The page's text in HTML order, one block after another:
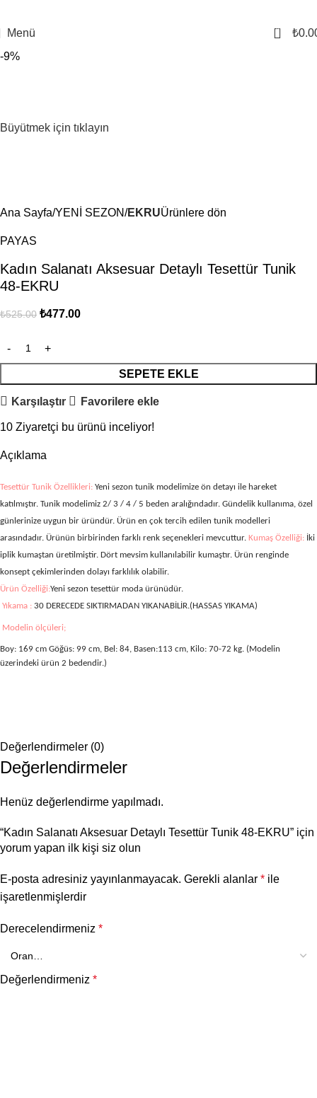
Menü 0 ₺
-9%
Büyütmek için tıklayın
Ana Sayfa YENİ SEZON EKRUÜrünlere dön
PAYAS
Kadın Salanatı Aksesuar Detaylı Tesettür Tunik
48-EKRU
₺525.00 ₺477.00
SEPETE EKLE
Karşılaştır Favorilere ekle
10 Ziyaretçi bu ürünü inceliyor!
Açıklama
Tesettür Tunik Özellikleri: Yeni sezon tunik modelimize ön detayı ile hareket
katılmıştır. Tunik modelimiz 2/ 3 / 4 / 5 beden aralığındadır. Gündelik kullanıma, özel
günlerinize uygun bir üründür. Ürün en çok tercih edilen tunik modelleri
arasındadır. Ürünün birbirinden farklı renk seçenekleri mevcuttur. Kumaş Özelliği: İki
iplik kumaştan üretilmiştir. Dört mevsim kullanılabilir kumaştır. Ürün renginde
konsept çekimlerinden dolayı farklılık olabilir.
Ürün Özelliği:Yeni sezon tesettür moda ürünüdür.
Yıkama : 30 DERECEDE SIKTIRMADAN YIKANABİLİR.(HASSAS YIKAMA)
Modelin ölçüleri;
Boy: 169 cm Göğüs: 99 cm, Bel: 84, Basen:113 cm, Kilo: 70-72 kg. (Modelin
üzerindeki ürün 2 bedendir.)
Değerlendirmeler (0)
Değerlendirmeler
Henüz değerlendirme yapılmadı.
“Kadın Salanatı Aksesuar Detaylı Tesettür Tunik 48-EKRU” için
yorum yapan ilk kişi siz olun
E-posta adresiniz yayınlanmayacak. Gerekli alanlar * ile
işaretlenmişlerdir
Derecelendirmeniz *
Değerlendirmeniz *